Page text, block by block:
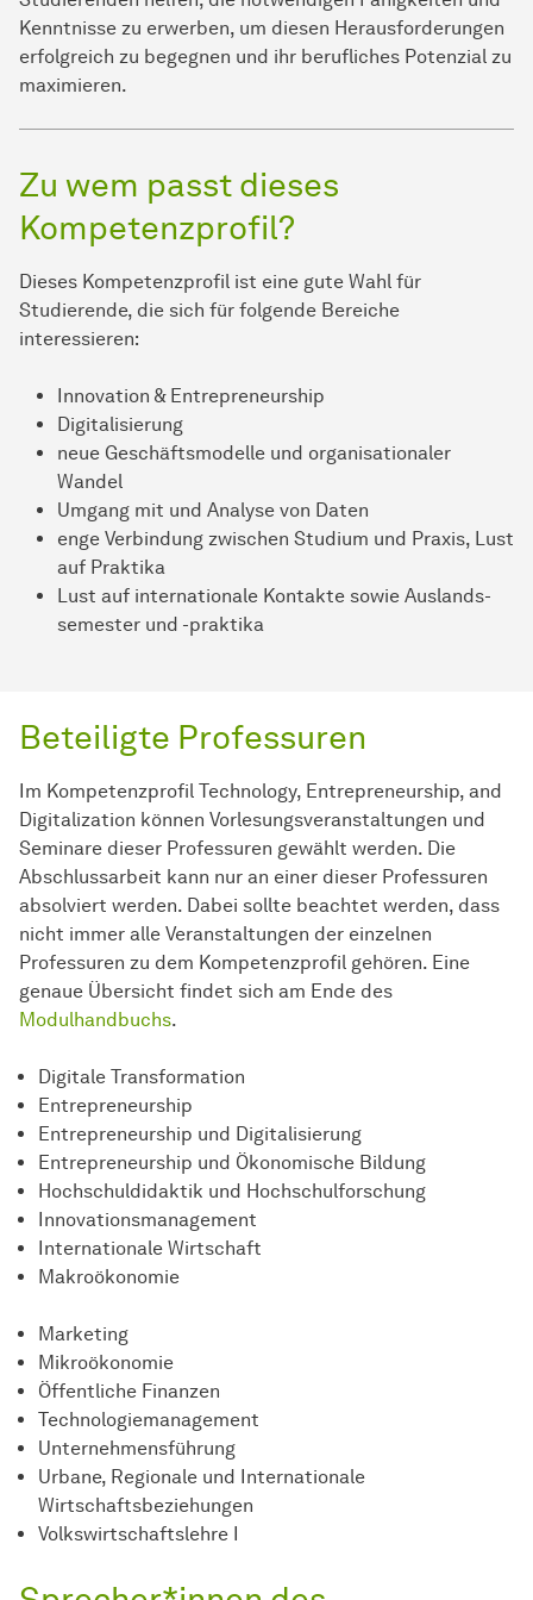
Kenntnisse zu erwerben, um diesen Herausforderungen
erfolgreich zu begegnen und ihr berufliches Potenzial zu
maximieren.
Zu wem passt dieses
Kompetenzprofil?
Dieses Kompetenzprofil ist eine gute Wahl für
Studierende, die sich für folgende Bereiche
interessieren:
Innovation & Entrepreneurship
Digitalisierung
neue Geschäftsmodelle und organisationaler
Wandel
Umgang mit und Analyse von Daten
enge Verbindung zwischen Studium und Praxis, Lust
auf Praktika
Lust auf internationale Kontakte sowie Aus­lands­
semester und -praktika
Beteiligte Professuren
Im Kompetenzprofil Technology, Entrepreneurship, and
Digitalization können Vorlesungsveranstaltungen und
Seminare dieser Professuren gewählt werden. Die
Abschlussarbeit kann nur an einer dieser Professuren
absolviert werden. Dabei sollte beachtet werden, dass
nicht immer alle Veranstaltungen der einzelnen
Professuren zu dem Kompetenzprofil gehören. Eine
genaue Übersicht findet sich am Ende des
Modulhandbuchs.
Digitale Transformation
Entrepreneurship
Entrepreneurship und Digitalisierung
Entrepreneurship und Ökonomische Bildung
Hochschuldidaktik und Hochschulforschung
Innovations­management
Internationale Wirtschaft
Makroökonomie
Marketing
Mikroökonomie
Öffentliche Finanzen
Technologie­management
Unter­nehmens­führung
Urbane, Regionale und Internationale
Wirtschaftsbeziehungen
Volks­wirt­schafts­lehre I